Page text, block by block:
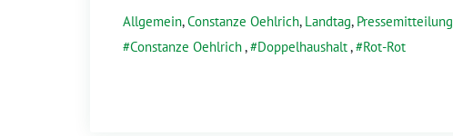
Allgemein,Constanze Oehlrich, Landtag, Pressemitteilung
Constanze Oehlrich, Doppelhaushalt, Rot-Rot